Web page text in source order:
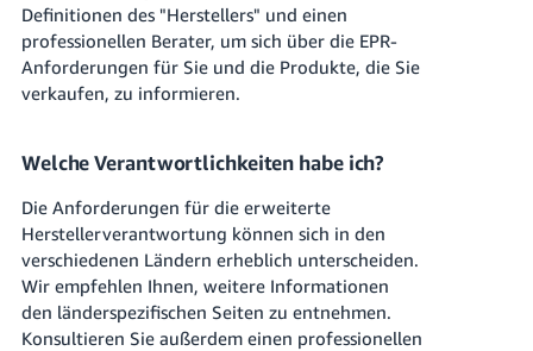
Definitionen des "Herstellers" und einen
professionellen Berater, um sich über die EPR-
Anforderungen für Sie und die Produkte, die Sie
verkaufen, zu informieren.
Welche Verantwortlichkeiten habe ich?
Die Anforderungen für die erweiterte
Herstellerverantwortung können sich in den
verschiedenen Ländern erheblich unterscheiden.
Wir empfehlen Ihnen, weitere Informationen
den länderspezifischen Seiten zu entnehmen.
Konsultieren Sie außerdem einen professionellen